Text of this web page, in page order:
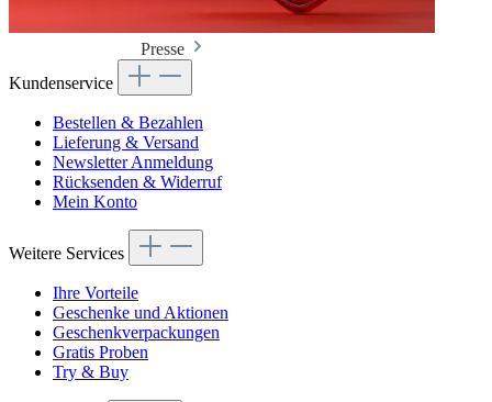
Presse
Kundenservice
Bestellen & Bezahlen
Lieferung & Versand
Newsletter Anmeldung
Rücksenden & Widerruf
Mein Konto
Weitere Services
Ihre Vorteile
Geschenke und Aktionen
Geschenkverpackungen
Gratis Proben
Try & Buy